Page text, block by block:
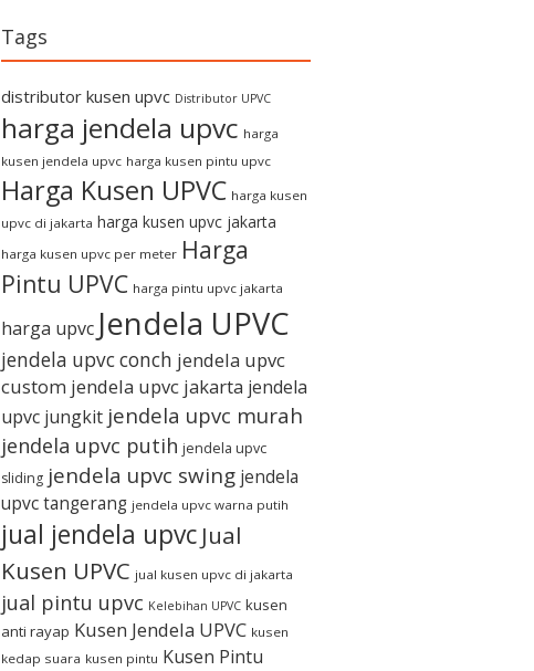
Tags
distributor kusen upvc Distributor UPVC
harga jendela upvc harga
kusen jendela upvc harga kusen pintu upvc
Harga Kusen UPVC harga kusen
upvc di jakarta harga kusen upvc jakarta
harga kusen upvc per meter Harga
Pintu UPVC harga pintu upvc jakarta
harga upvc Jendela UPVC
jendela upvc conch jendela upvc
custom jendela upvc jakarta jendela
upvc jungkit jendela upvc murah
jendela upvc putih jendela upvc
sliding jendela upvc swing jendela
upvc tangerang jendela upvc warna putih
jual jendela upvc Jual
Kusen UPVC jual kusen upvc di jakarta
jual pintu upvc Kelebihan UPVC kusen
anti rayap Kusen Jendela UPVC kusen
kedap suara kusen pintu Kusen Pintu